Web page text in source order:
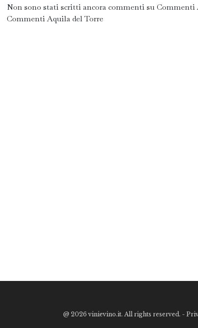
Non sono stati scritti ancora commenti su
Commenti Aquila del Torre
@ 2026 vinievino.it. All rights reserved. -